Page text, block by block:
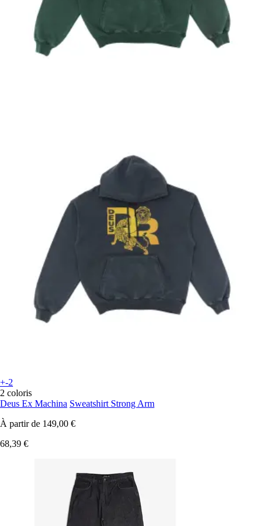
+-2
2 coloris
Deus Ex Machina Sweatshirt Strong Arm
À partir de 149,00 €
68,39 €